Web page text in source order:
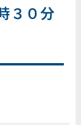
３０分